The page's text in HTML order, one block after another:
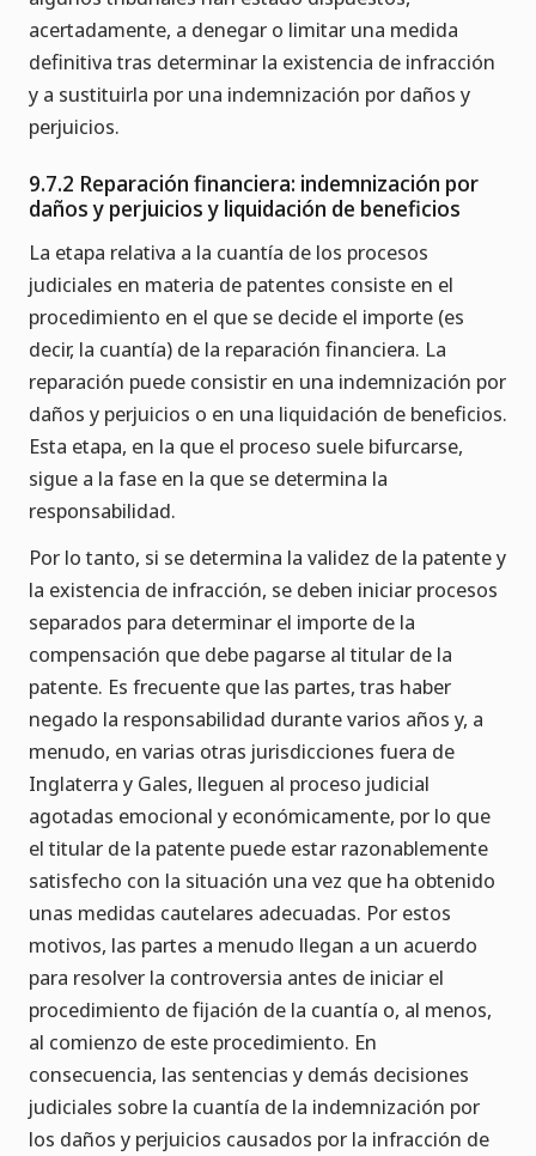
acertadamente, a denegar o limitar una medida
definitiva tras determinar la existencia de infracción
y a sustituirla por una indemnización por daños y
perjuicios.
9.7.2 Reparación financiera: indemnización por
daños y perjuicios y liquidación de beneficios
La etapa relativa a la cuantía de los procesos
judiciales en materia de patentes consiste en el
procedimiento en el que se decide el importe (es
decir, la cuantía) de la reparación financiera. La
reparación puede consistir en una indemnización por
daños y perjuicios o en una liquidación de beneficios.
Esta etapa, en la que el proceso suele bifurcarse,
sigue a la fase en la que se determina la
responsabilidad.
Por lo tanto, si se determina la validez de la patente y
la existencia de infracción, se deben iniciar procesos
separados para determinar el importe de la
compensación que debe pagarse al titular de la
patente. Es frecuente que las partes, tras haber
negado la responsabilidad durante varios años y, a
menudo, en varias otras jurisdicciones fuera de
Inglaterra y Gales, lleguen al proceso judicial
agotadas emocional y económicamente, por lo que
el titular de la patente puede estar razonablemente
satisfecho con la situación una vez que ha obtenido
unas medidas cautelares adecuadas. Por estos
motivos, las partes a menudo llegan a un acuerdo
para resolver la controversia antes de iniciar el
procedimiento de fijación de la cuantía o, al menos,
al comienzo de este procedimiento. En
consecuencia, las sentencias y demás decisiones
judiciales sobre la cuantía de la indemnización por
los daños y perjuicios causados por la infracción de